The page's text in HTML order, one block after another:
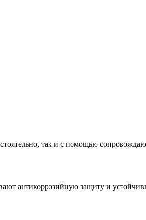
так и с помощью
антикоррозийную защиту и